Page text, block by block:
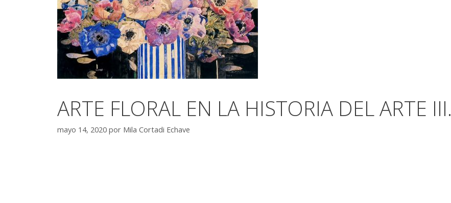
ARTE FLORAL EN LA HISTORIA DEL ARTE III.
mayo 14, 2020 por Mila Cortadi Echave